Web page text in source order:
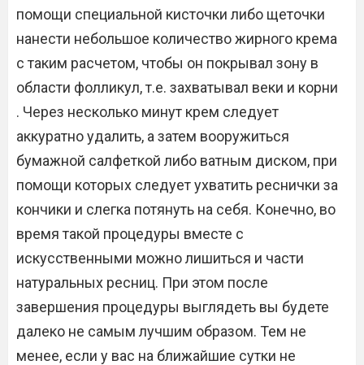
помощи специальной кисточки либо щеточки
нанести небольшое количество жирного крема
с таким расчетом, чтобы он покрывал зону в
области фолликул, т.е. захватывал веки и корни
. Через несколько минут крем следует
аккуратно удалить, а затем вооружиться
бумажной салфеткой либо ватным диском, при
помощи которых следует ухватить реснички за
кончики и слегка потянуть на себя. Конечно, во
время такой процедуры вместе с
искусственными можно лишиться и части
натуральных ресниц. При этом после
завершения процедуры выглядеть вы будете
далеко не самым лучшим образом. Тем не
менее, если у вас на ближайшие сутки не